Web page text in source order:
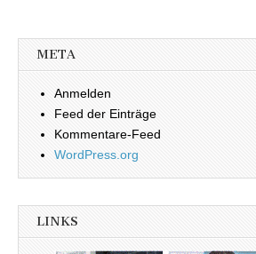
META
Anmelden
Feed der Einträge
Kommentare-Feed
WordPress.org
LINKS